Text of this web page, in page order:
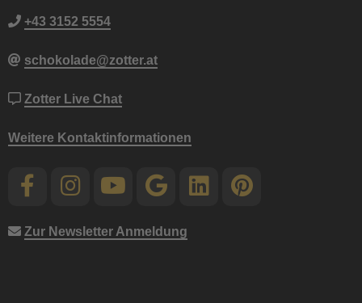
+43 3152 5554
schokolade@zotter.at
Zotter Live Chat
Weitere Kontaktinformationen
Zur Newsletter Anmeldung